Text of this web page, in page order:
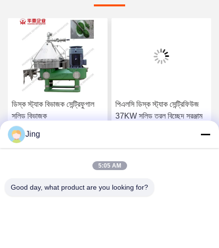
ডিস্ক স্ট্যাক বিভাজক সেন্ট্রিফুগাল
সলিড বিভাজক
সেরা দাম পান
পিএলসি ডিস্ক স্ট্যাক সেন্ট্রিফিউজ
37KW সলিড তরল বিচ্ছেদ সরঞ্জাম
সেরা দাম পান
Jing
5:05 AM
Good day, what product are you looking for?